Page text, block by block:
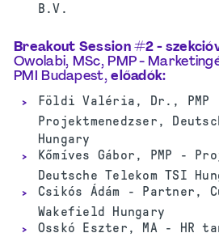
B.V.
Breakout Session #2 -
Owolabi, MSc, PMP -
PMI Budapest,előadók:
Földi Valéria, Dr., PMP
Projektmenedzser,
Hungary
Kőmíves Gábor, PMP -
Deutsche Telekom TSI
Csikós Ádám - Partner,
Wakefield Hungary
Osskó Eszter, MA - HR